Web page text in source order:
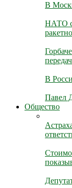
В
НАТО
В
Павел
Общество